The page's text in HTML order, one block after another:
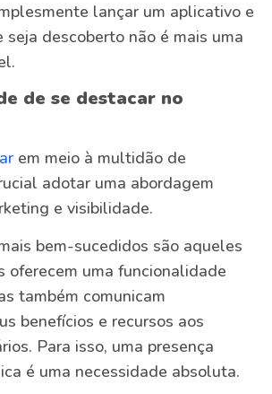
lançar um aplicativo e
seja descoberto não é mais uma
de se destacar no
em meio à multidão de
adotar uma abordagem
e visibilidade.
bem-sucedidos são aqueles
oferecem uma funcionalidade
também comunicam
benefícios e recursos aos
Para isso, uma presença
é uma necessidade absoluta.